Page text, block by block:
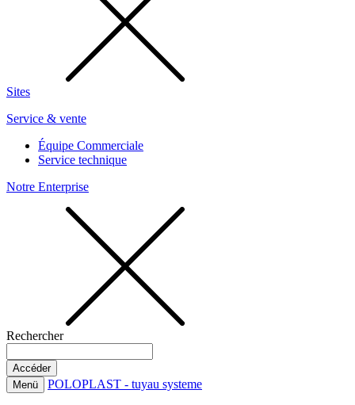
Sites
Service & vente
Équipe Commerciale
Service technique
Notre Enterprise
Rechercher
Menü POLOPLAST - tuyau systeme